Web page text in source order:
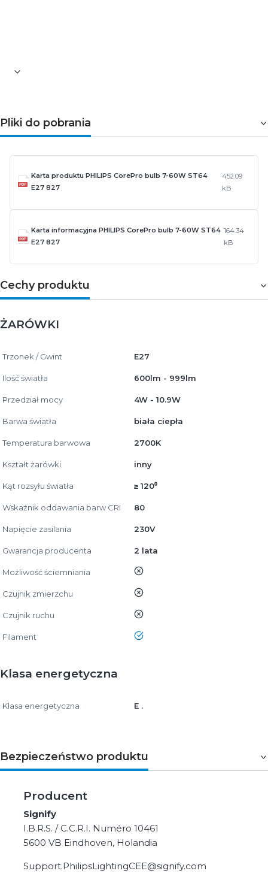
Pliki do pobrania
Karta produktu PHILIPS CorePro bulb 7-60W ST64
E27 827
452.09
kB
Karta informacyjna PHILIPS CorePro bulb 7-60W ST64
E27 827
164.34
kB
Cechy produktu
ŻARÓWKI
Trzonek / Gwint E27
Ilość światła 600lm - 999lm
Przedział mocy 4W - 10.9W
Barwa światła biała ciepła
Temperatura barwowa 2700K
Kształt żarówki inny
Kąt rozsyłu światła ≥ 120⁰
Wskaźnik oddawania barw CRI 80
Napięcie zasilania 230V
Gwarancja producenta 2 lata
Możliwość ściemniania nie
Czujnik zmierzchu nie
Czujnik ruchu nie
Filament tak
Klasa energetyczna
Klasa energetyczna E .
Bezpieczeństwo produktu
Producent
Signify
I.B.R.S. / C.C.R.I. Numéro 10461
5600 VB Eindhoven, Holandia
Support.PhilipsLightingCEE@signify.com